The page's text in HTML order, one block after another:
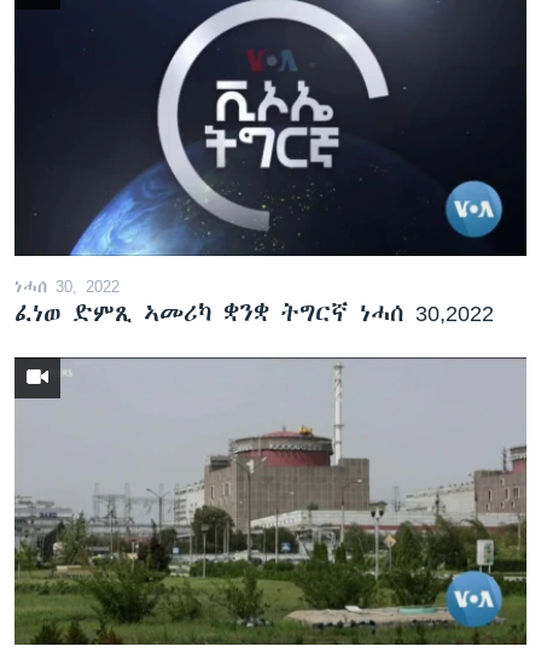
ነሓሰ 30, 2022
ፈነወ ድምጺ ኣመሪካ ቋንቋ ትግርኛ ነሓሰ 30,2022